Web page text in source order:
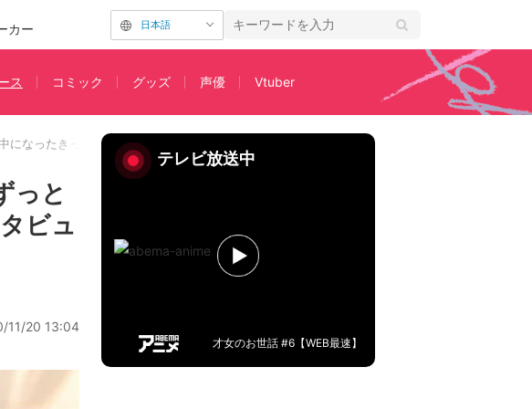
カー 日本語
ス コミック グッズ 声優 Vtuber
なったきっかけとは【インタビュー前編】
っと
ビュ
11/20 13:04
テレビ放送中
才女のお世話 #6【WEB最速】